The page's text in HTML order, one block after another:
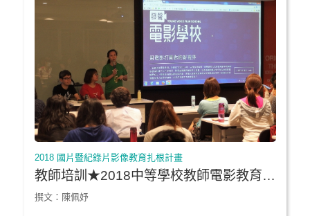
2018 國片暨紀錄片影像教育扎根計畫
教師培訓★2018中等學校教師電影教育論
壇｜Day 1
撰文：陳佩妤